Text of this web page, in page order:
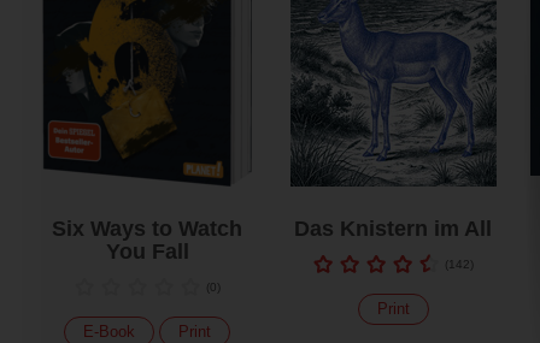
Six Ways to Watch
You Fall
(0)
E-Book Print
Das Knistern im All
(142)
Print